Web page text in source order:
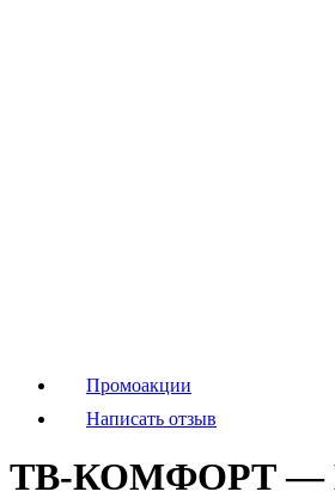
Промоакции
Написать отзыв
ТВ-КОМФОРТ —